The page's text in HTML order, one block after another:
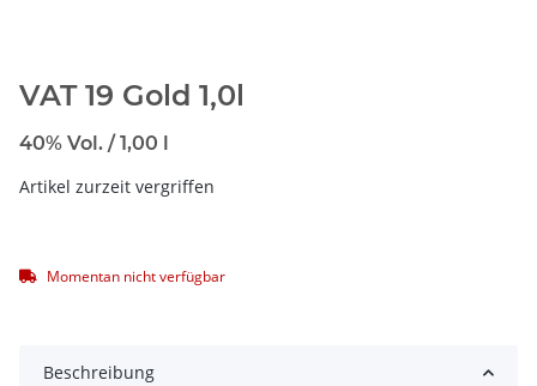
VAT 19 Gold 1,0l
40% Vol. / 1,00 l
Artikel zurzeit vergriffen
Momentan nicht verfügbar
Beschreibung